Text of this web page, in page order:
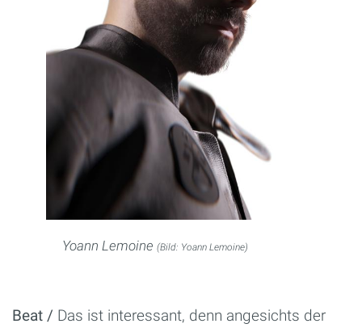
Yoann Lemoine (Bild: Yoann Lemoine)
Beat / Das ist interessant, denn angesichts der